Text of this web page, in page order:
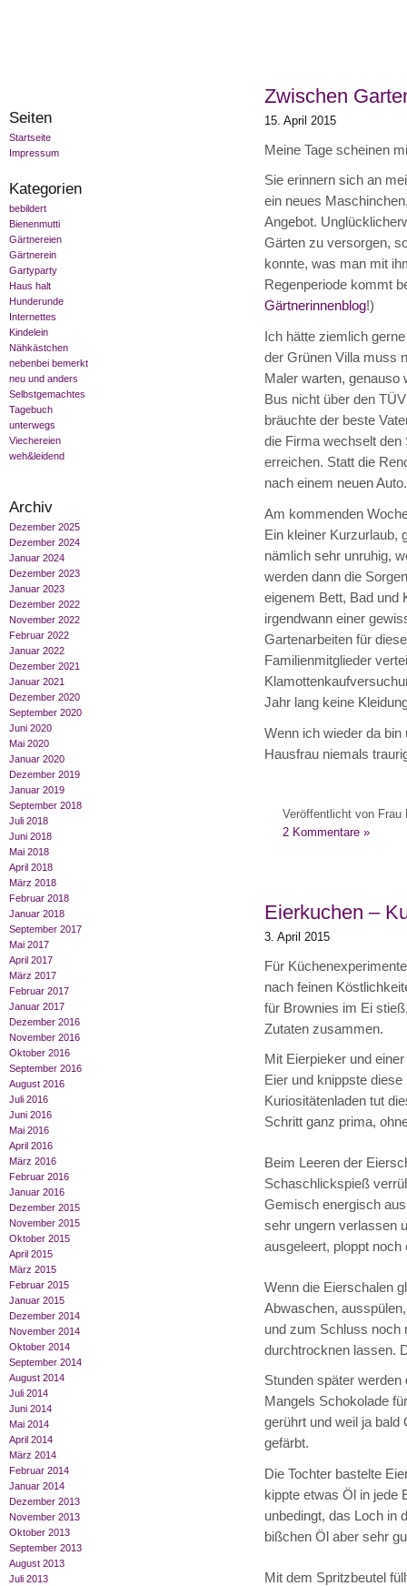
Seiten
Startseite
Impressum
Kategorien
bebildert
Bienenmutti
Gärtnereien
Gärtnerein
Gartyparty
Haus halt
Hunderunde
Internettes
Kindelein
Nähkästchen
nebenbei bemerkt
neu und anders
Selbstgemachtes
Tagebuch
unterwegs
Viechereien
weh&leidend
Archiv
Dezember 2025
Dezember 2024
Januar 2024
Dezember 2023
Januar 2023
Dezember 2022
November 2022
Februar 2022
Januar 2022
Dezember 2021
Januar 2021
Dezember 2020
September 2020
Juni 2020
Mai 2020
Januar 2020
Dezember 2019
Januar 2019
September 2018
Juli 2018
Juni 2018
Mai 2018
April 2018
März 2018
Februar 2018
Januar 2018
September 2017
Mai 2017
April 2017
März 2017
Februar 2017
Januar 2017
Dezember 2016
November 2016
Oktober 2016
September 2016
August 2016
Juli 2016
Juni 2016
Mai 2016
April 2016
März 2016
Februar 2016
Januar 2016
Dezember 2015
November 2015
Oktober 2015
April 2015
März 2015
Februar 2015
Januar 2015
Dezember 2014
November 2014
Oktober 2014
September 2014
August 2014
Juli 2014
Juni 2014
Mai 2014
April 2014
März 2014
Februar 2014
Januar 2014
Dezember 2013
November 2013
Oktober 2013
September 2013
August 2013
Juli 2013
Zwischen
15. April 2015
Meine Tage scheinen
Sie erinnern sich an
ein neues
Angebot.
Gärten zu versorgen,
konnte, was man mit
Regenperiode kommt
Gärtnerinnenblog!)
Ich hätte ziemlich
der Grünen Villa muss
Maler warten, genauso
Bus nicht über den
bräuchte der beste
die Firma wechselt den
erreichen. Statt die
nach einem neuen
Am kommenden
Ein kleiner Kurzurlaub,
nämlich sehr unruhig,
werden dann die
eigenem Bett, Bad und
irgendwann einer
Gartenarbeiten für
Familienmitglieder
Jahr lang keine
Wenn ich wieder da
Hausfrau niemals
Veröffentlicht von Frau
2 Kommentare »
Eierkuchen –
3. April 2015
Für
nach feinen
für Brownies im Ei
Zutaten zusammen.
Mit Eierpieker und
Eier und knippste
Kuriositätenladen tut
Schritt ganz prima,
Beim Leeren der
Schaschlickspieß
Gemisch energisch
sehr ungern verlassen
ausgeleert, ploppt
Wenn die Eierschalen
Abwaschen,
und zum Schluss noch
durchtrocknen lassen.
Stunden später
Mangels Schokolade
gerührt und weil ja bald
gefärbt.
Die Tochter bastelte
kippte etwas Öl in jede
unbedingt, das Loch in
bißchen Öl aber sehr
Mit dem Spritzbeutel